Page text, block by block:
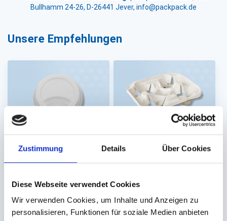
Zustimmung Details Über Cookies
Diese Webseite verwendet Cookies
Wir verwenden Cookies, um Inhalte und Anzeigen zu
personalisieren, Funktionen für soziale Medien anbieten
Bullhamm 24-26, D-26441 Jever, info@packpack.de
Unsere Empfehlungen
Deckel für Coffee-To-
PS weiß (Ø 80mm)
Auf Lager. Sofort
lieferbar.
Trinkbecherhalter
für 4 Trinkbecher
Auf Lager. Sofort
lieferbar.